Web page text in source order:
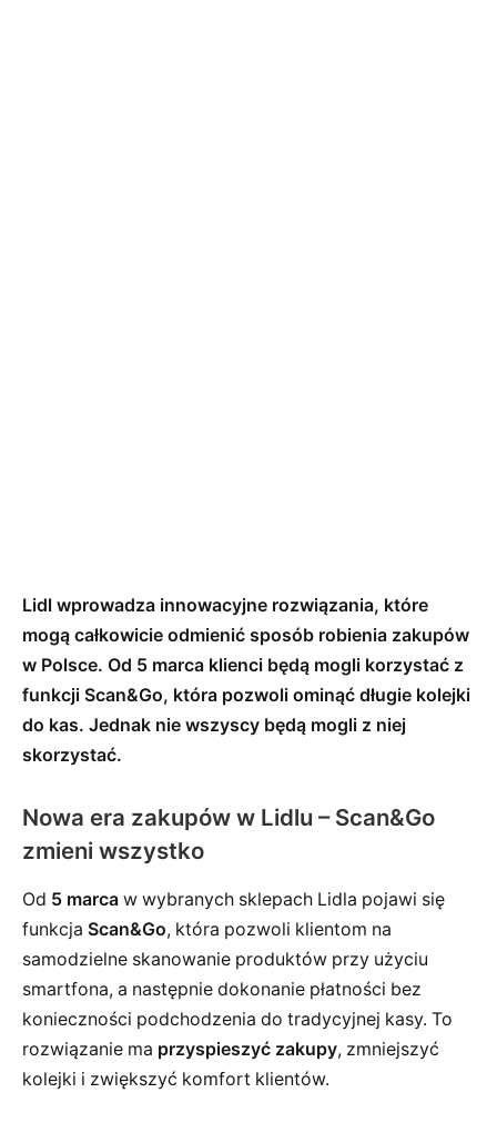
Lidl wprowadza innowacyjne rozwiązania, które
mogą całkowicie odmienić sposób robienia zakupów
w Polsce. Od 5 marca klienci będą mogli korzystać z
funkcji Scan&Go, która pozwoli ominąć długie kolejki
do kas. Jednak nie wszyscy będą mogli z niej
skorzystać.
Nowa era zakupów w Lidlu – Scan&Go
zmieni wszystko
Od 5 marca w wybranych sklepach Lidla pojawi się
funkcja Scan&Go, która pozwoli klientom na
samodzielne skanowanie produktów przy użyciu
smartfona, a następnie dokonanie płatności bez
konieczności podchodzenia do tradycyjnej kasy. To
rozwiązanie ma przyspieszyć zakupy, zmniejszyć
kolejki i zwiększyć komfort klientów.